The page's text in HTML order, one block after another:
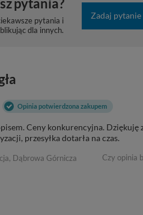
pytania?
pytania i
dla innych.
Zadaj pytanie
Opinia potwierdzona zakupem
Ceny konkurencyjna. Dziękuję
przesyłka dotarła na czas.
Dąbrowa Górnicza Czy opinia